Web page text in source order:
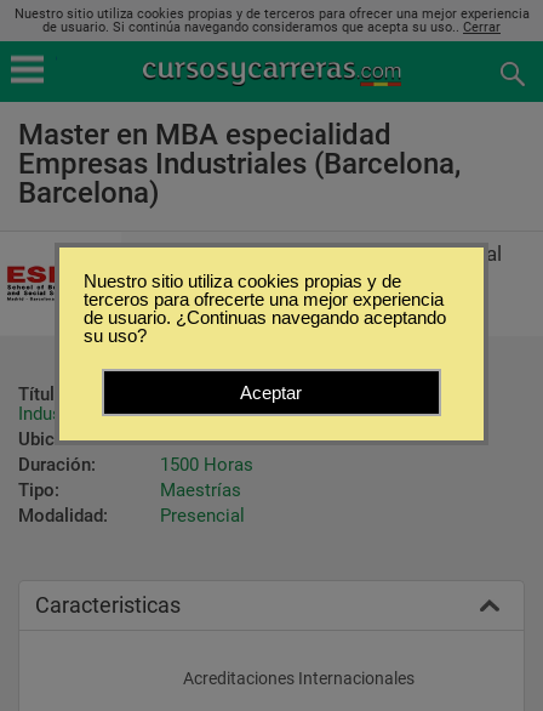
Nuestro sitio utiliza cookies propias y de terceros para ofrecer una mejor experiencia
de usuario. Si continúa navegando consideramos que acepta su uso.. Cerrar
Master en MBA especialidad
Empresas Industriales (Barcelona,
Barcelona)
ESERP School of Business and Social
Science
Título ofrecido:
Master en MBA especialidad Empresas
Industriales
Ubicación:
Barcelona - Barcelona
Duración:
1500 Horas
Tipo:
Maestrías
Modalidad:
Presencial
Caracteristicas
					Acreditaciones Internacionales
Nuestro sitio utiliza cookies propias y de
terceros para ofrecerte una mejor experiencia
de usuario. ¿Continuas navegando aceptando
su uso?
Aceptar